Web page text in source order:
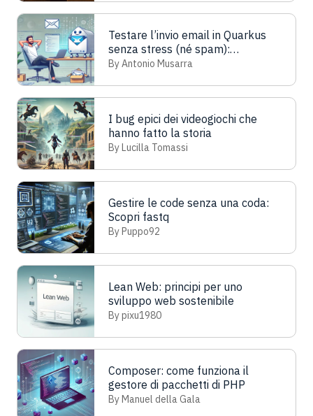
Testare l’invio email in Quarkus
senza stress (né spam):
benvenuti in Mailpit
By Antonio Musarra
I bug epici dei videogiochi che
hanno fatto la storia
By Lucilla Tomassi
Gestire le code senza una coda:
Scopri fastq
By Puppo92
Lean Web: principi per uno
sviluppo web sostenibile
By pixu1980
Composer: come funziona il
gestore di pacchetti di PHP
By Manuel della Gala